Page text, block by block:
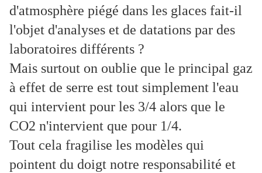
d'atmosphère piégé dans les glaces fait-il
l'objet d'analyses et de datations par des
laboratoires différents ?
Mais surtout on oublie que le principal gaz
à effet de serre est tout simplement l'eau
qui intervient pour les 3/4 alors que le
CO2 n'intervient que pour 1/4.
Tout cela fragilise les modèles qui
pointent du doigt notre responsabilité et